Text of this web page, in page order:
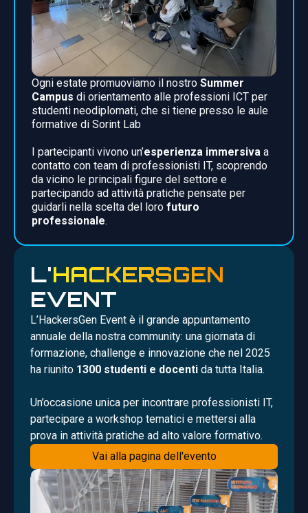
Ogni estate promuoviamo il nostro Summer
Campus di orientamento alle professioni ICT per
studenti neodiplomati, che si tiene presso le aule
formative di Sorint Lab
I partecipanti vivono un’esperienza immersiva a
contatto con team di professionisti IT, scoprendo
da vicino le principali figure del settore e
partecipando ad attività pratiche pensate per
guidarli nella scelta del loro futuro
professionale.
L'HACKERSGEN
EVENT
L’HackersGen Event è il grande appuntamento
annuale della nostra community: una giornata di
formazione, challenge e innovazione che nel 2025
ha riunito 1300 studenti e docenti da tutta Italia.
Un’occasione unica per incontrare professionisti IT,
partecipare a workshop tematici e mettersi alla
prova in attività pratiche ad alto valore formativo.
Vai alla pagina dell'evento